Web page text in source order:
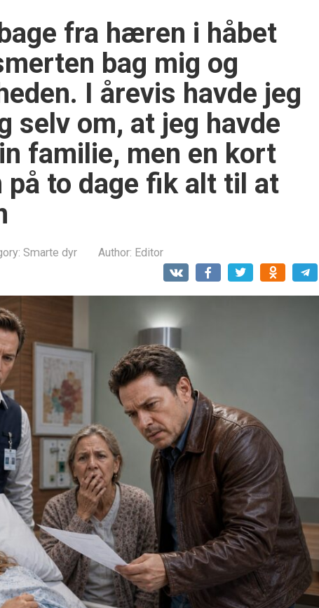
fra hæren i håbet
bag mig og
I årevis havde jeg
selv om, at jeg havde
familie, men en kort
på to dage fik alt til at
Smarte dyr Author: Editor